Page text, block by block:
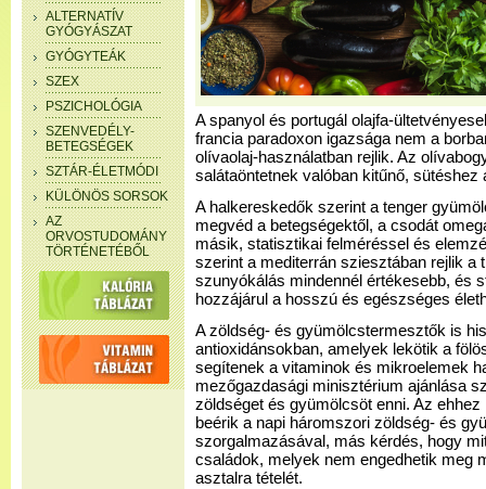
ALTERNATÍV
GYÓGYÁSZAT
GYÓGYTEÁK
SZEX
PSZICHOLÓGIA
SZENVEDÉLY-
BETEGSÉGEK
SZTÁR-ÉLETMÓDI
KÜLÖNÖS SORSOK
AZ
ORVOSTUDOMÁNY
TÖRTÉNETÉBŐL
A spanyol és portugál olajfa-
francia paradoxon igazsága nem a
olívaolaj-használatban rejlik. Az
salátaöntetnek valóban kitűnő, sütéshez
A halkereskedők szerint a tenger
megvéd a betegségektől, a csodát
másik, statisztikai felméréssel és
szerint a mediterrán sziesztában rejlik a
szunyókálás mindennél értékesebb, és
hozzájárul a hosszú és egészséges
A zöldség- és gyümölcstermesztők is
antioxidánsokban, amelyek lekötik a
segítenek a vitaminok és mikroelemek
mezőgazdasági minisztérium ajánlása
zöldséget és gyümölcsöt enni. Az
beérik a napi háromszori zöldség- és
szorgalmazásával, más kérdés, hogy
családok, melyek nem engedhetik meg
asztalra tételét.